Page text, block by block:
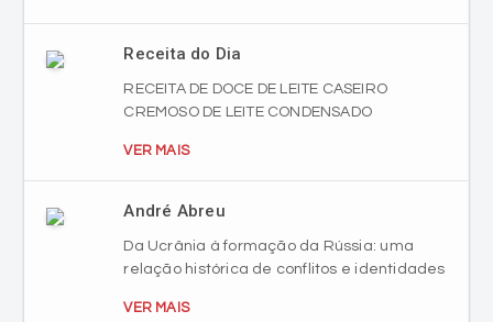
Receita do Dia
RECEITA DE DOCE DE LEITE CASEIRO
CREMOSO DE LEITE CONDENSADO
VER MAIS
André Abreu
Da Ucrânia à formação da Rússia: uma
relação histórica de conflitos e identidades
VER MAIS